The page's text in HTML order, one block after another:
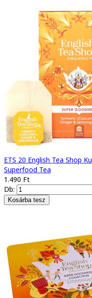
ETS 20 English Tea Shop
Superfood Tea
1.490 Ft
Db: